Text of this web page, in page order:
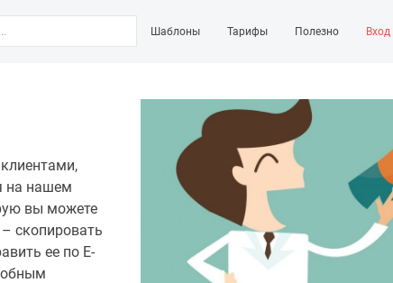
Шаблоны Тарифы Полезно Вход
на нашем
вы можете
скопировать
ее по E-